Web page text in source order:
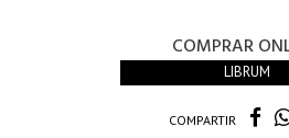
COMPRAR
LIBRUM
COMPARTIR